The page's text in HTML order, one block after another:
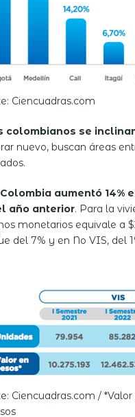
Ciencuadras.com
colombianos se
nuevo, buscan áreas
Colombia aumentó
año anterior. Para la
monetarios equivale a
del 7% y en No VIS, del
Ciencuadras.com /